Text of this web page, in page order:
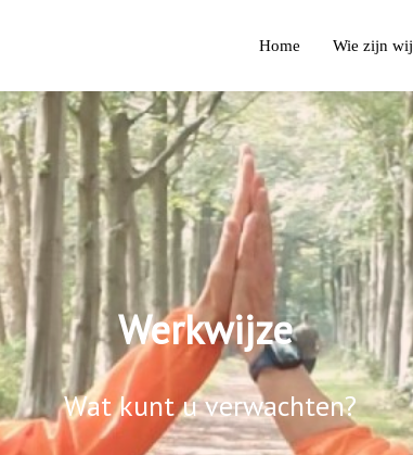
Home Wie zijn wij
Werkwijze
Wat kunt u verwachten?